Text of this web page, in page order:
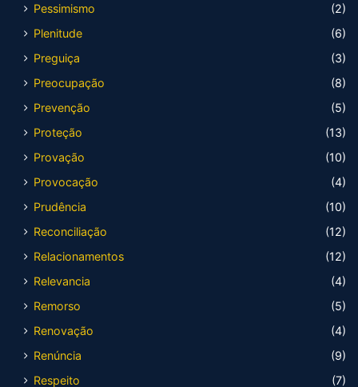
Pessimismo
(2)
Plenitude
(6)
Preguiça
(3)
Preocupação
(8)
Prevenção
(5)
Proteção
(13)
Provação
(10)
Provocação
(4)
Prudência
(10)
Reconciliação
(12)
Relacionamentos
(12)
Relevancia
(4)
Remorso
(5)
Renovação
(4)
Renúncia
(9)
Respeito
(7)